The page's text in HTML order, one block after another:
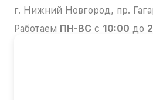
г. Нижний Новгород, пр.
Работаем ПН-ВС с 10:00 до